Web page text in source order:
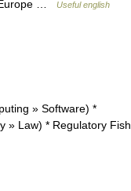
Europe …
Useful english
» Software) *
» Law) * Regulatory Fish